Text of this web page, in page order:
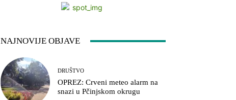
NAJNOVIJE OBJAVE
DRUŠTVO
OPREZ: Crveni meteo alarm na
snazi u Pčinjskom okrugu